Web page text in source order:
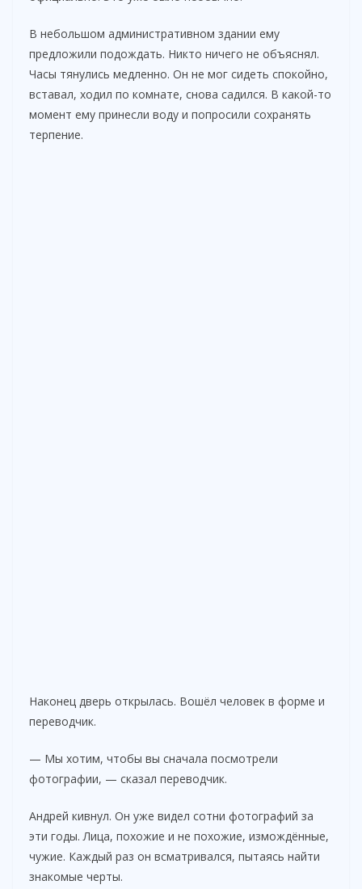
В небольшом административном здании ему
предложили подождать. Никто ничего не объяснял.
Часы тянулись медленно. Он не мог сидеть спокойно,
вставал, ходил по комнате, снова садился. В какой-то
момент ему принесли воду и попросили сохранять
терпение.
Наконец дверь открылась. Вошёл человек в форме и
переводчик.
— Мы хотим, чтобы вы сначала посмотрели
фотографии, — сказал переводчик.
Андрей кивнул. Он уже видел сотни фотографий за
эти годы. Лица, похожие и не похожие, измождённые,
чужие. Каждый раз он всматривался, пытаясь найти
знакомые черты.